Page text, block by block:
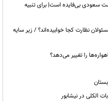
سعودی بی‌فایده است| برای تنبیه
نظارت کجا خوابیده‌اند؟ / زیر سایه
را تغییر می‌دهد؟